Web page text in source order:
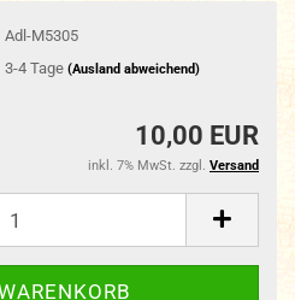
Adl-M5305
3-4 Tage (Ausland abweichend)
10,00 EUR
inkl. 7% MwSt. zzgl. Versand